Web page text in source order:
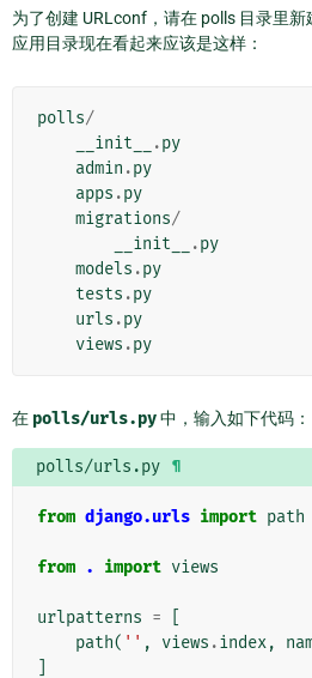
为了创建 URLconf，请在 polls 目录里新
应用目录现在看起来应该是这样：
polls/
__init__
.py
admin .py
apps .py
migrations/
__init__
.py
models .py
tests .py
urls .py
views .py
在 polls/urls.py中，输入如下代码：
polls/urls.py ¶
from django.urls import path
from . import views
urlpatterns =
path( '' , views .index,